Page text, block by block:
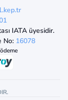
IATA üyesidir.
No: 16078